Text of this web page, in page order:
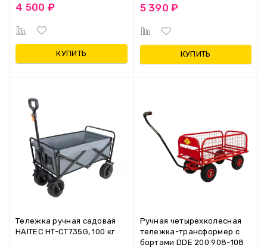
4 500 ₽
КУПИТЬ
5 390 ₽
КУПИТЬ
Тележка ручная садовая
HAITEC HT-СТ735G, 100 кг
Ручная четырехколесная
тележка-трансформер с
бортами DDE 200 908-108